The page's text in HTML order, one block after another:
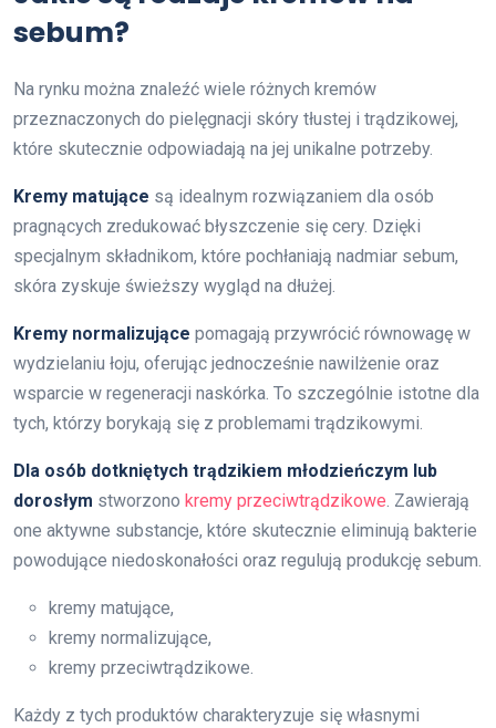
sebum?
Na rynku można znaleźć wiele różnych kremów
przeznaczonych do pielęgnacji skóry tłustej i trądzikowej,
które skutecznie odpowiadają na jej unikalne potrzeby.
Kremy matujące są idealnym rozwiązaniem dla osób
pragnących zredukować błyszczenie się cery. Dzięki
specjalnym składnikom, które pochłaniają nadmiar sebum,
skóra zyskuje świeższy wygląd na dłużej.
Kremy normalizujące pomagają przywrócić równowagę w
wydzielaniu łoju, oferując jednocześnie nawilżenie oraz
wsparcie w regeneracji naskórka. To szczególnie istotne dla
tych, którzy borykają się z problemami trądzikowymi.
Dla osób dotkniętych trądzikiem młodzieńczym lub
dorosłym stworzono kremy przeciwtrądzikowe. Zawierają
one aktywne substancje, które skutecznie eliminują bakterie
powodujące niedoskonałości oraz regulują produkcję sebum.
kremy matujące,
kremy normalizujące,
kremy przeciwtrądzikowe.
Każdy z tych produktów charakteryzuje się własnymi